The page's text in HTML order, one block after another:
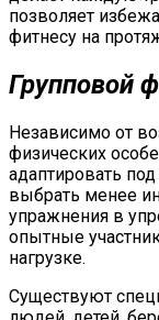
позволяет
фитнесу на
Групповой
Независимо от
физических
адаптировать
выбрать менее
упражнения в
опытные
нагрузке.
Существуют